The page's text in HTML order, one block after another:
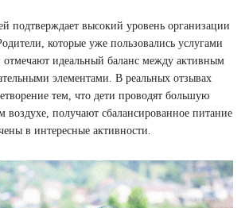
подтверждает высокий уровень организации
которые уже пользовались услугами
отмечают идеальный баланс между активным
элементами. В реальных отзывах
тем, что дети проводят большую
воздухе, получают сбалансированное питание
в интересные активности.